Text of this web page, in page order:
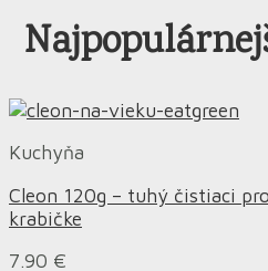
Kuchyňa
Cleon 120g – tuhý čistiaci
krabičke
7.90 €